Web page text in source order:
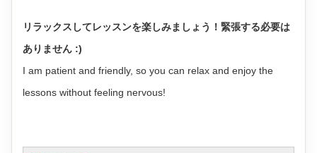
リラックスしてレッスンを楽しみましょう！緊張する必要は
ありません :)
I am patient and friendly, so you can relax and enjoy the
lessons without feeling nervous!